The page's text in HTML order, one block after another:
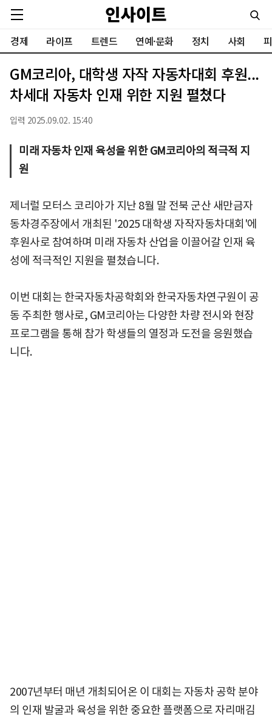
경제 라이프 트렌드 연예·문화 정치 사회
GM코리아, 대학생 자작 자동차대회 후원...
차세대 자동차 인재 위한 지원 펼쳤다
입력 2025.09.02. 15:40
미래 자동차 인재 육성을 위한 GM코리아의 적극적 지
원
제너럴 모터스 코리아가 지난 8월 말 전북 군산 새만금자
동차경주장에서 개최된 '2025 대학생 자작자동차대회'에
후원사로 참여하며 미래 자동차 산업을 이끌어갈 인재 육
성에 적극적인 지원을 펼쳤습니다.
이번 대회는 한국자동차공학회와 한국자동차연구원이 공
동 주최한 행사로, GM코리아는 다양한 차량 전시와 현장
프로그램을 통해 참가 학생들의 열정과 도전을 응원했습
니다.
2007년부터 매년 개최되어온 이 대회는 자동차 공학 분야
의 인재 발굴과 육성을 위한 중요한 플랫폼으로 자리매김